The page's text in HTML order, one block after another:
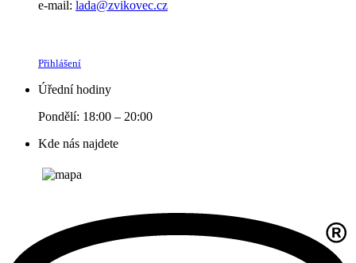
e-mail: lada@zvikovec.cz
Přihlášení
Úřední hodiny
Pondělí: 18:00 – 20:00
Kde nás najdete